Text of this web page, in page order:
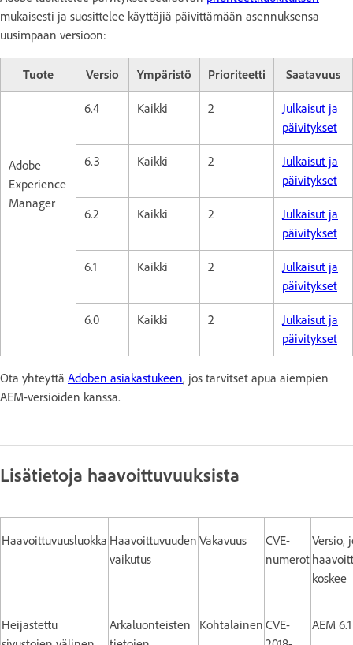
mukaisesti ja suosittelee käyttäjiä päivittämään asennuksensa
uusimpaan versioon:
Tuote Versio Ympäristö Prioriteetti Saatavuus
Adobe
Experience
Manager
6.4 Kaikki 2
Julkaisut ja
päivitykset
6.3 Kaikki 2
Julkaisut ja
päivitykset
6.2 Kaikki 2
Julkaisut ja
päivitykset
6.1 Kaikki 2
Julkaisut ja
päivitykset
6.0 Kaikki 2
Julkaisut ja
päivitykset
Ota yhteyttä Adoben asiakastukeen, jos tarvitset apua aiempien
AEM-versioiden kanssa.
Lisätietoja haavoittuvuuksista
Haavoittuvuusluokka Haavoittuvuuden
vaikutus
Vakavuus
CVE-
numerot
Versio,
koskee
Heijastettu
Arkaluonteisten
Kohtalainen CVE-
AEM 6.1